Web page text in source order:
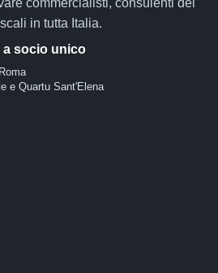
commercialisti, consulenti del
in tutta Italia.
a socio unico
e Quartu Sant'Elena